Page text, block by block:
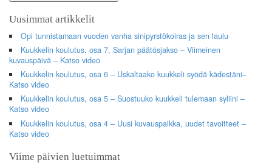
Uusimmat artikkelit
Opi tunnistamaan vuoden vanha sinipyrstökoiras ja sen laulu
Kuukkelin koulutus, osa 7, Sarjan päätösjakso – Viimeinen
kuvauspäivä – Katso video
Kuukkelin koulutus, osa 6 – Uskaltaako kuukkeli syödä kädestäni–
Katso video
Kuukkelin koulutus, osa 5 – Suostuuko kuukkeli tulemaan syliini –
Katso video
Kuukkelin koulutus, osa 4 – Uusi kuvauspaikka, uudet tavoitteet –
Katso video
Viime päivien luetuimmat